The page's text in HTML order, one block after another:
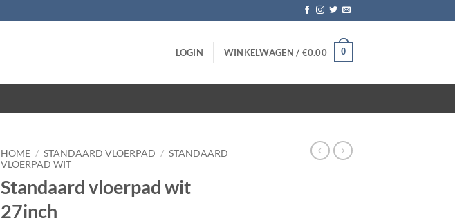
LOGIN WINKELWAGEN / €0.00 0
HOME / STANDAARD VLOERPAD / STANDAARD
VLOERPAD WIT
Standaard vloerpad wit
27inch